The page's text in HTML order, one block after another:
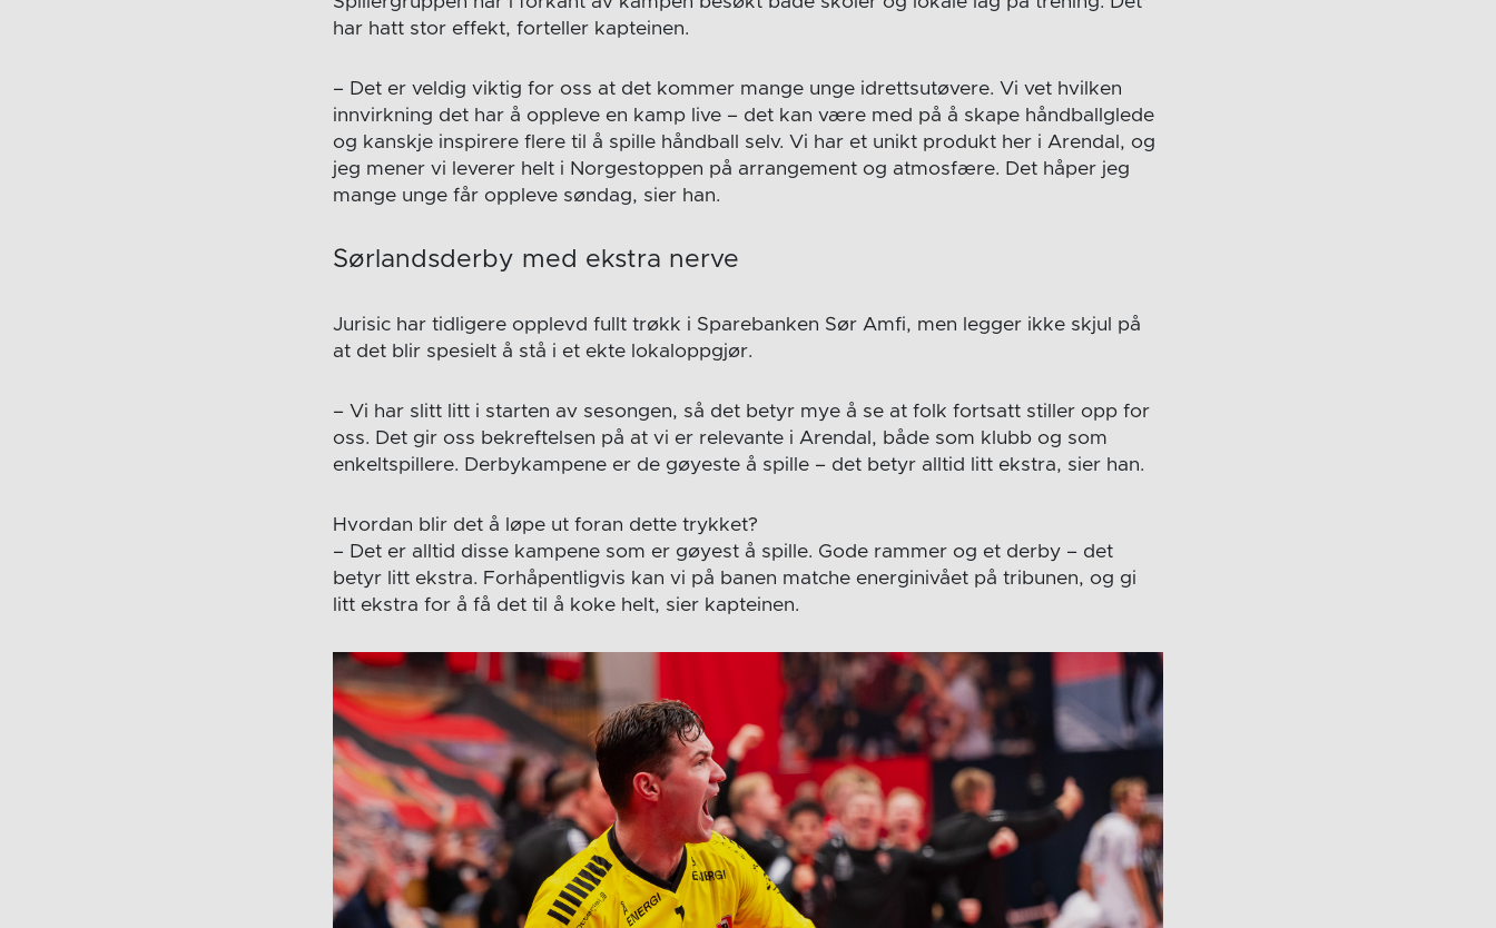
har hatt stor effekt, forteller kapteinen.
– Det er veldig viktig for oss at det kommer mange unge idrettsutøvere. Vi vet hvilken
innvirkning det har å oppleve en kamp live – det kan være med på å skape håndballglede
og kanskje inspirere flere til å spille håndball selv. Vi har et unikt produkt her i Arendal, og
jeg mener vi leverer helt i Norgestoppen på arrangement og atmosfære. Det håper jeg
mange unge får oppleve søndag, sier han.
Sørlandsderby med ekstra nerve
Jurisic har tidligere opplevd fullt trøkk i Sparebanken Sør Amfi, men legger ikke skjul på
at det blir spesielt å stå i et ekte lokaloppgjør.
– Vi har slitt litt i starten av sesongen, så det betyr mye å se at folk fortsatt stiller opp for
oss. Det gir oss bekreftelsen på at vi er relevante i Arendal, både som klubb og som
enkeltspillere. Derbykampene er de gøyeste å spille – det betyr alltid litt ekstra, sier han.
Hvordan blir det å løpe ut foran dette trykket?
– Det er alltid disse kampene som er gøyest å spille. Gode rammer og et derby – det
betyr litt ekstra. Forhåpentligvis kan vi på banen matche energinivået på tribunen, og gi
litt ekstra for å få det til å koke helt, sier kapteinen.